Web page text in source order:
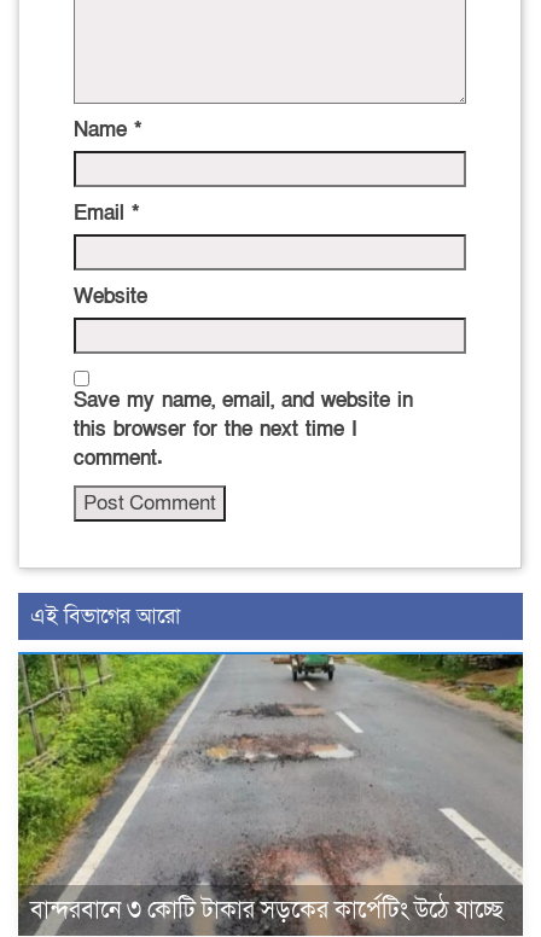
Name *
Email *
Website
Save my name, email, and website in
this browser for the next time I
comment.
এই বিভাগের আরো
বান্দরবানে ৩ কোটি টাকার সড়কের কার্পেটিং উঠে যাচ্ছে